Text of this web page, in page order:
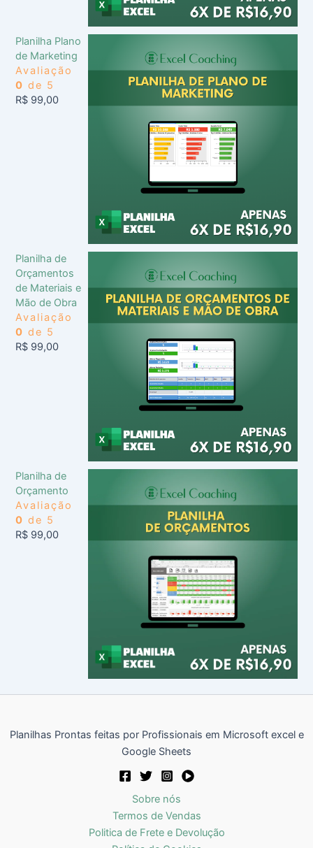
Planilha Plano
de Marketing
Avaliação
0 de 5
R$ 99,00
Planilha de
Orçamentos
de Materiais e
Mão de Obra
Avaliação
0 de 5
R$ 99,00
Planilha de
Orçamento
Avaliação
0 de 5
R$ 99,00
Planilhas Prontas feitas por Profissionais em Microsoft excel e
Google Sheets
Sobre nós
Termos de Vendas
Politica de Frete e Devolução